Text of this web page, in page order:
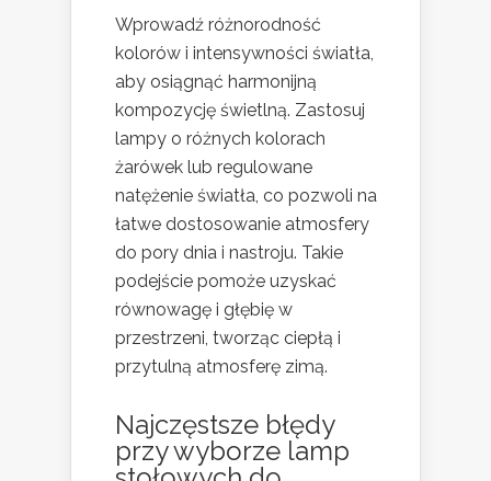
Wprowadź różnorodność
kolorów i intensywności światła,
aby osiągnąć harmonijną
kompozycję świetlną. Zastosuj
lampy o różnych kolorach
żarówek lub regulowane
natężenie światła, co pozwoli na
łatwe dostosowanie atmosfery
do pory dnia i nastroju. Takie
podejście pomoże uzyskać
równowagę i głębię w
przestrzeni, tworząc ciepłą i
przytulną atmosferę zimą.
Najczęstsze błędy
przy wyborze lamp